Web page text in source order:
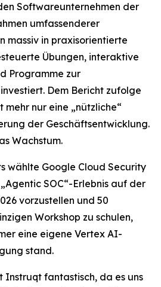
Softwareunternehmen der
umfassenderer
massiv in praxisorientierte
Übungen, interaktive
Programme zur
Dem Bericht zufolge
mehr nur eine „nützliche“
der Geschäftsentwicklung.
Wachstum.
wählte Google Cloud Security
SOC“-Erlebnis auf der
vorzustellen und 50
Workshop zu schulen,
eine eigene Vertex AI-
stand.
Instruqt fantastisch, da es uns